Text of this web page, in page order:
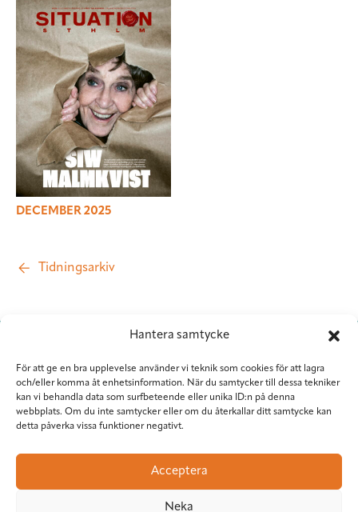
Hantera samtycke
För att ge en bra upplevelse använder vi teknik som cookies för att lagra
och/eller komma åt enhetsinformation. När du samtycker till dessa tekniker
kan vi behandla data som surfbeteende eller unika ID:n på denna
webbplats. Om du inte samtycker eller om du återkallar ditt samtycke kan
detta påverka vissa funktioner negativt.
Acceptera
Neka
DECEMBER 2025
Tidningsarkiv
Situation Sthlm
Torkel Knutssongatan 37
118 49 Stockholm
red@situationsthlm.se